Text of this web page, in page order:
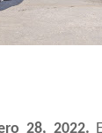
28, 2022.